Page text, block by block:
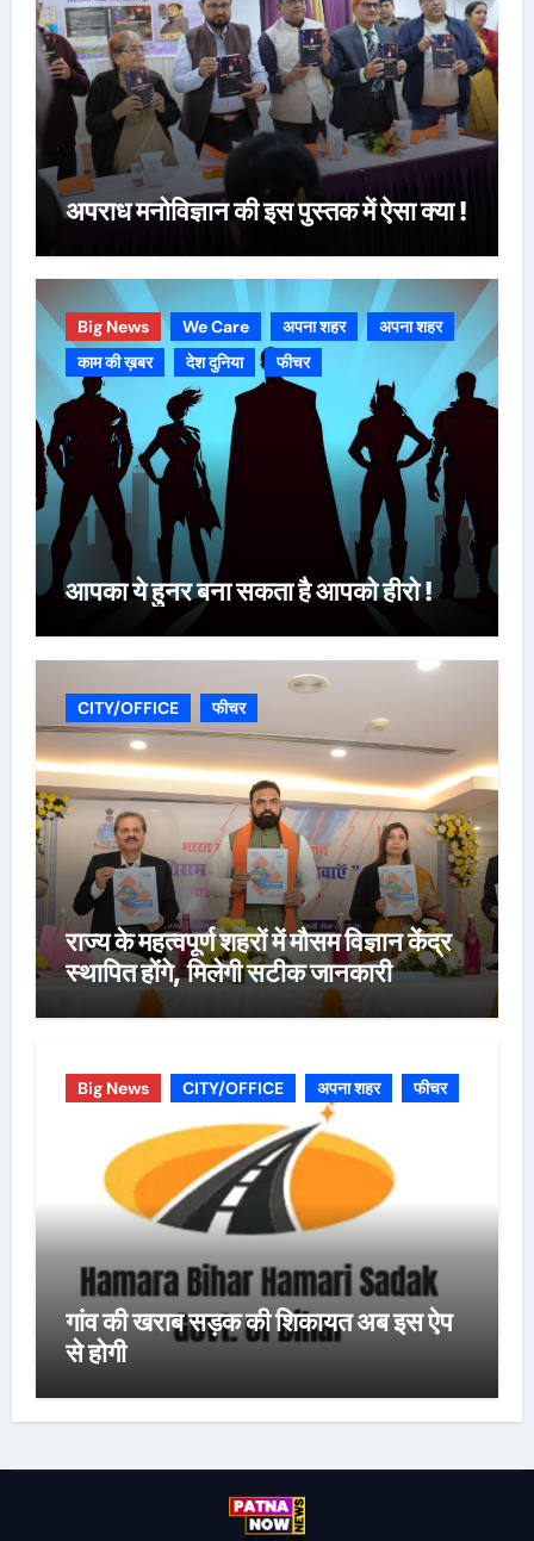
अपराध मनोविज्ञान की इस पुस्तक में ऐसा क्या !
Big News We Care अपना शहर
अपना शहर
काम की ख़बर
देश दुनिया फीचर
आपका ये हुनर बना सकता है आपको हीरो !
CITY/OFFICE फीचर
राज्य के महत्वपूर्ण शहरों में मौसम विज्ञान केंद्र
स्थापित होंगे, मिलेगी सटीक जानकारी
Big News CITY/OFFICE अपना शहर फीचर
गांव की खराब सड़क की शिकायत अब इस ऐप
से होगी